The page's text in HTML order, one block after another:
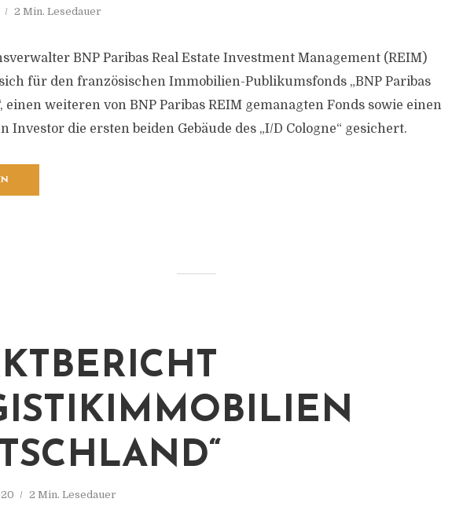
2 Min. Lesedauer
BNP Paribas Real Estate Investment Management (REIM)
für den französischen Immobilien-Publikumsfonds „BNP Paribas
einen weiteren von BNP Paribas REIM gemanagten Fonds sowie einen
Investor die ersten beiden Gebäude des „I/D Cologne“ gesichert.
2 Min. Lesedauer